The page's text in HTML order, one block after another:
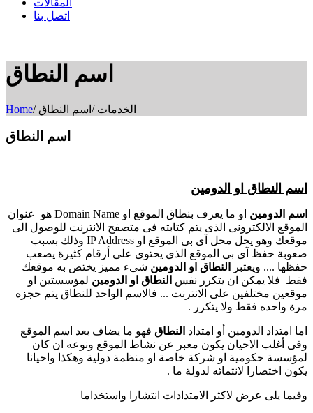
المقالات
اتصل بنا
اسم النطاق
Home/ الخدمات / اسم النطاق
اسم النطاق
اسم النطاق او الدومين
اسم الدومين او ما يعرف بنطاق الموقع او Domain Name هو عنوان
الموقع الالكترونى الذى يتم كتابته فى متصفح الانترنت للوصول الى
موقعك وهو يحل محل آى بى الموقع او IP Address وذلك بسبب
صعوبة حفظ آى بى الموقع الذى يحتوى على أرقام كثيرة يصعب
حفظها .... ويعتبر
النطاق او الدومين شىء مميز يختص به موقعك
فقط فلا يمكن ان يتكرر نفس النطاق او الدومين لمؤسستين او
موقعين مختلفين على الانترنت ... فالاسم الواحد للنطاق يتم حجزه
مرة واحده فقط ولا يتكرر .
اما امتداد الدومين أو امتداد النطاق فهو ما يضاف بعد اسم الموقع
وفى أغلب الاحيان يكون معبر عن نشاط الموقع ونوعه ان كان
لمؤسسة حكومية او شركة خاصة او منظمة دولية وهكذا واحيانا
يكون اختصارا لانتمائه لدولة ما .
وفيما يلى عرض لاكثر الامتدادات انتشارا واستخداما